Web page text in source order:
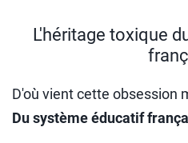
L'héritage toxique
D'où vient cette obsession
Du système éducatif